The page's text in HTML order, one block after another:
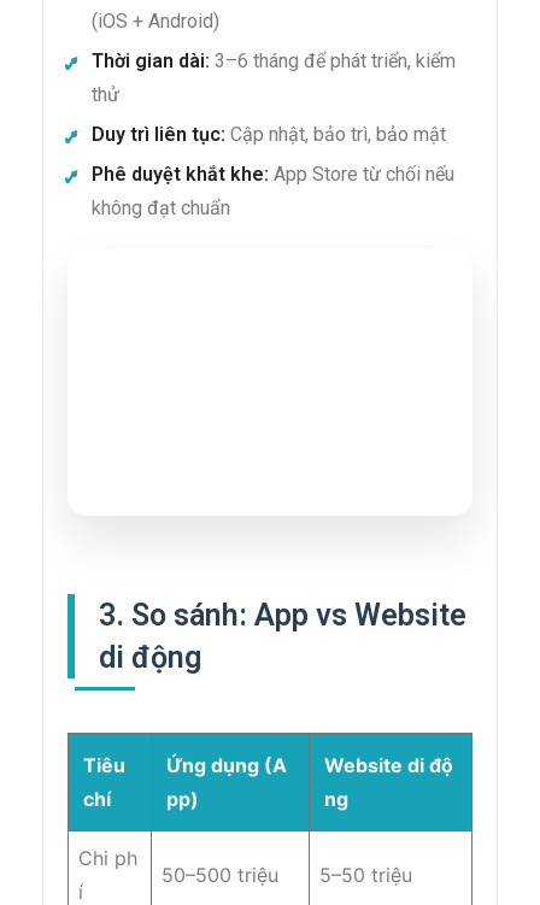
(iOS + Android)
Thời gian dài: 3–6 tháng để phát triển, kiểm
thử
Duy trì liên tục: Cập nhật, bảo trì, bảo mật
Phê duyệt khắt khe: App Store từ chối nếu
không đạt chuẩn
3. So sánh: App vs Website
di động
Tiêu
chí
Ứng dụng (A
pp)
Website di độ
ng
Chi ph
í
50–500 triệu 5–50 triệu